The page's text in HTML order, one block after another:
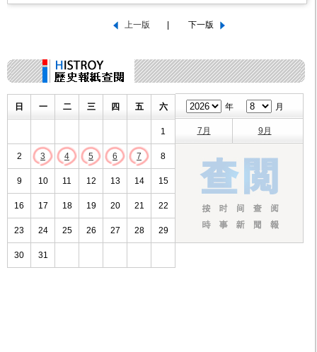
日 一 二 三 四 五 六
1
2 3 4 5 6 7 8
9 10 11 12 13 14 15
16 17 18 19 20 21 22
23 24 25 26 27 28 29
30 31
年 月
7月 9月